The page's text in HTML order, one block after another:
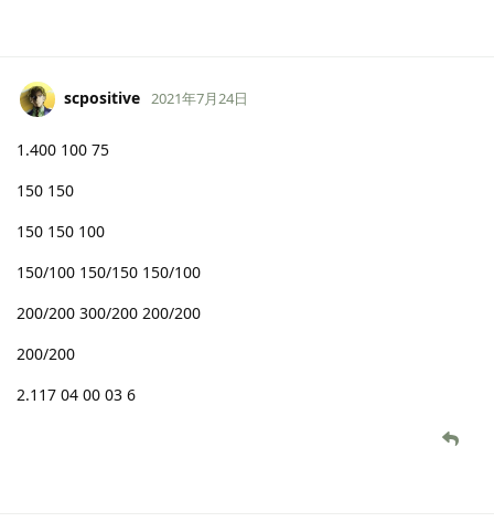
scpositive 2021年7月24日
1.400 100 75
150 150
150 150 100
150/100 150/150 150/100
200/200 300/200 200/200
200/200
2.117 04 00 03 6